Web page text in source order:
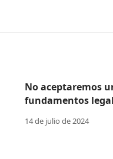
No aceptaremos
fundamentos
14 de julio de 2024